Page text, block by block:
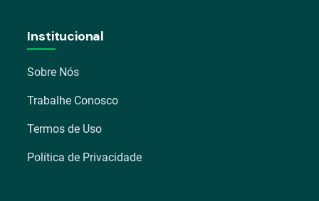
Institucional
Sobre Nós
Trabalhe Conosco
Termos de Uso
Política de Privacidade